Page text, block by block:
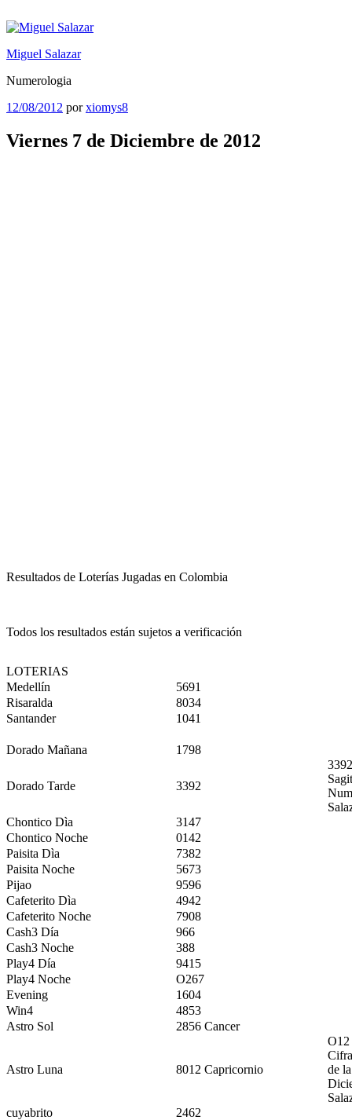
al
Miguel Salazar
Numerologia
Publicado
12/08/2012 porxiomys8
Viernes 7 de Diciembre de 2012
Resultados de Loterías Jugadas en Colombia
Todos los resultados están sujetos a verificación
LOTERIAS
Medellín
5691
Risaralda
8034
Santander
1041
Dorado Mañana 1798
Dorado Tarde 3392
Chontico Dìa
3147
Chontico Noche
0142
Paisita Dìa
7382
Paisita Noche
5673
Pijao
9596
Cafeterito Dìa
4942
Cafeterito Noche
7908
Cash3 Día
966
Cash3 Noche
388
Play4 Día
9415
Play4 Noche
O267
Evening
1604
Win4
4853
Astro Sol
2856 Cancer
Astro Luna 8012 Capricornio
O12
de
cuyabrito
2462